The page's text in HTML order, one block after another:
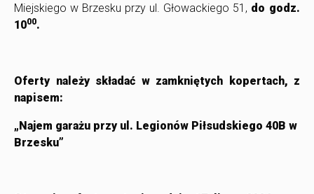
Miejskiego w Brzesku przy ul. Głowackiego 51, d o godz.
1000.
Oferty należy składać w zamkniętych kopertach, z
napisem:
„Najem garażu przy ul. Legionów Piłsudskiego 40B w
Brzesku”